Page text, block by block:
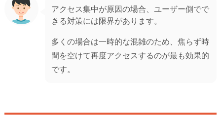
アクセス集中が原因の場合、ユーザー側でで
きる対策には限界があります。
多くの場合は一時的な混雑のため、焦らず時
間を空けて再度アクセスするのが最も効果的
です。